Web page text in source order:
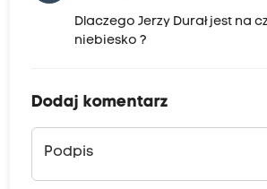
Dlaczego Jerzy Durał jest na
niebiesko ?
Dodaj komentarz
Podpis